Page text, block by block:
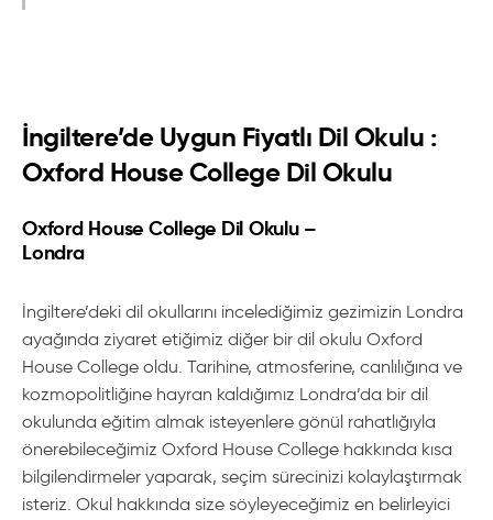
İngiltere’de Uygun Fiyatlı Dil Okulu :
Oxford House College Dil Okulu
Oxford House College Dil Okulu –
Londra
İngiltere’deki dil okullarını incelediğimiz gezimizin Londra
ayağında ziyaret etiğimiz diğer bir dil okulu Oxford
House College oldu. Tarihine, atmosferine, canlılığına ve
kozmopolitliğine hayran kaldığımız Londra’da bir dil
okulunda eğitim almak isteyenlere gönül rahatlığıyla
önerebileceğimiz Oxford House College hakkında kısa
bilgilendirmeler yaparak, seçim sürecinizi kolaylaştırmak
isteriz. Okul hakkında size söyleyeceğimiz en belirleyici